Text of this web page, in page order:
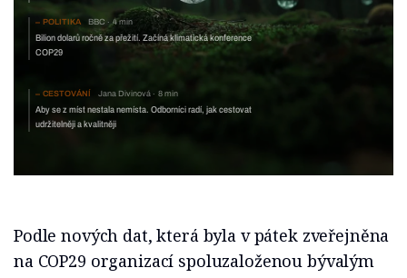
POLITIKA BBC 4 min
Bilion dolarů ročně za přežití. Začíná klimatická konference
COP29
CESTOVÁNÍ Jana Divinová 8 min
Aby se z míst nestala nemísta. Odborníci radí, jak cestovat
udržitelněji a kvalitněji
Podle nových dat, která byla v pátek zveřejněna
na COP29 organizací spoluzaloženou bývalým